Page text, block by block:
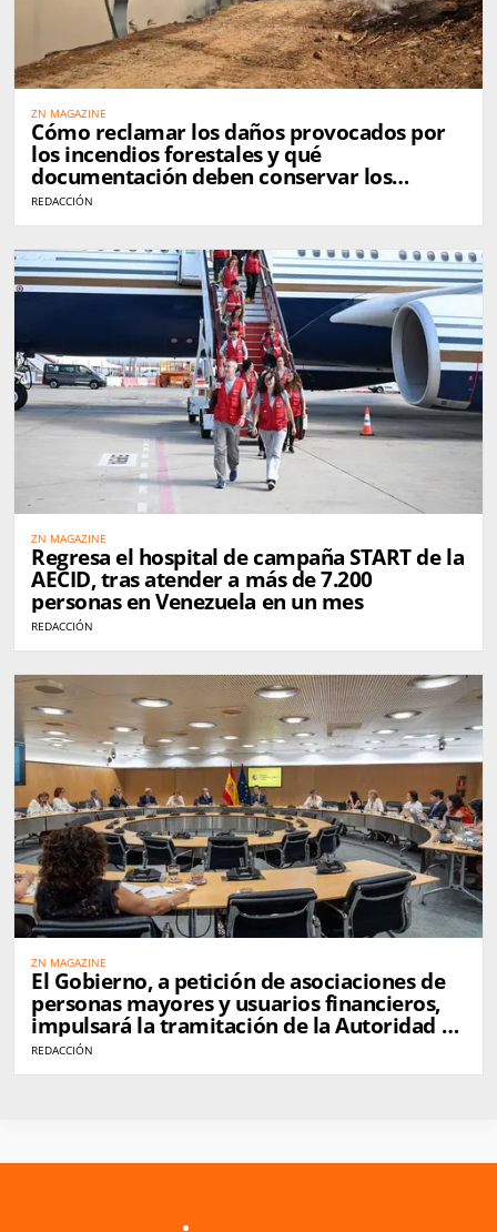
ZN MAGAZINE
Cómo reclamar los daños provocados por
los incendios forestales y qué
documentación deben conservar los
afectados
REDACCIÓN
ZN MAGAZINE
Regresa el hospital de campaña START de la
AECID, tras atender a más de 7.200
personas en Venezuela en un mes
REDACCIÓN
ZN MAGAZINE
El Gobierno, a petición de asociaciones de
personas mayores y usuarios financieros,
impulsará la tramitación de la Autoridad de
Defensa del Cliente Financiero en
septiembre
REDACCIÓN